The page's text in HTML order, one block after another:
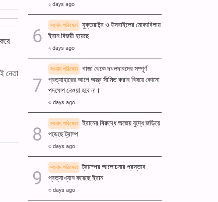
নেতা
২ days ago
সংবাদ পরিষেবা
যুক্তরাষ্ট্র ও ইসরাইলের মোকাবিলায়
ইরান বিজয়ী হয়েছে
২ days ago
সংবাদ পরিষেবা
গাজা থেকে দখলদারদের সম্পূর্ণ
প্রত্যাহারের আগে অস্ত্র সীমিত করার বিষয়ে কোনো
পদক্ষেপ নেওয়া হবে না।
৩ days ago
সংবাদ পরিষেবা
ইরানের বিরুদ্ধে অজেয় যুদ্ধে জড়িয়ে
পড়েছে ট্রাম্প
৩ days ago
সংবাদ পরিষেবা
ট্রাম্পের আলোচনার প্রস্তাব
প্রত্যাখ্যান করেছে ইরান
৩ days ago